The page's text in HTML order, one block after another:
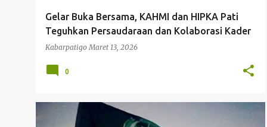
Gelar Buka Bersama, KAHMI dan HIPKA Pati
Teguhkan Persaudaraan dan Kolaborasi Kader
Kabarpatigo Maret 13, 2026
0
HMI PATI KENAIKAN PBB-P2